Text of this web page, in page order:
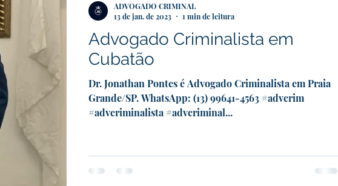
Advogado Criminalista em
Cubatão
Dr. Jonathan Pontes é Advogado Criminalista em Praia
Grande/SP. WhatsApp: (13) 99641-4563 #advcrim
#advcriminalista #advcriminal...
ADVOGADO CRIMINAL
13 de jan. de 2023
1 min de leitura